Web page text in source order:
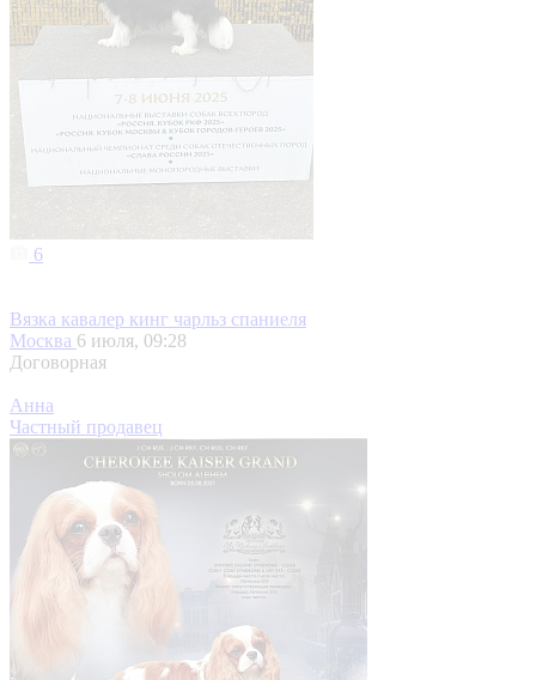
6
Вязка кавалер кинг чарльз спаниеля
Москва 6 июля, 09:28
Договорная
Анна
Частный продавец